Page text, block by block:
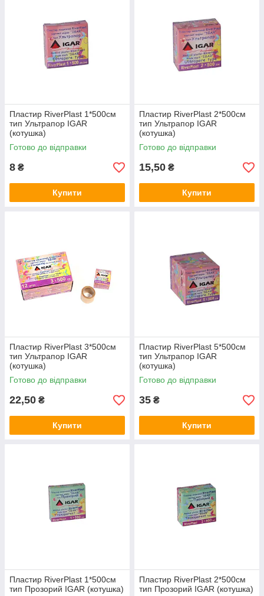
Пластир RiverPlast 1*500см
тип Ультрапор IGAR
(котушка)
Готово до відправки
8 ₴
Купити
Пластир RiverPlast 2*500см
тип Ультрапор IGAR
(котушка)
Готово до відправки
15,50 ₴
Купити
Пластир RiverPlast 3*500см
тип Ультрапор IGAR
(котушка)
Готово до відправки
22,50 ₴
Купити
Пластир RiverPlast 5*500см
тип Ультрапор IGAR
(котушка)
Готово до відправки
35 ₴
Купити
Пластир RiverPlast 1*500см
тип Прозорий IGAR (котушка)
Пластир RiverPlast 2*500см
тип Прозорий IGAR (котушка)